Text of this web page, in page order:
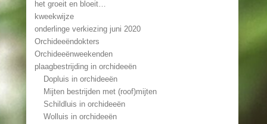
het groeit en bloeit…
kweekwijze
onderlinge verkiezing juni 2020
Orchideeëndokters
Orchideeënweekenden
plaagbestrijding in orchideeën
Dopluis in orchideeën
Mijten bestrijden met (roof)mijten
Schildluis in orchideeën
Wolluis in orchideeën